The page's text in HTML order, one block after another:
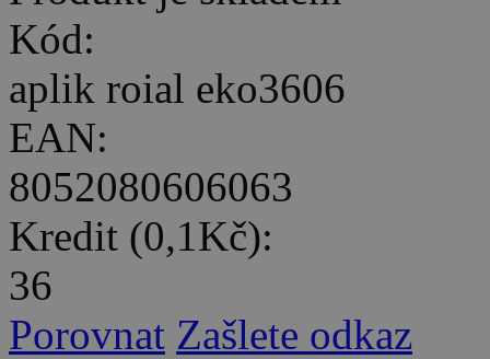
Kód:
aplik roial eko3606
EAN:
8052080606063
Kredit (0,1Kč):
36
Porovnat Zašlete odkaz